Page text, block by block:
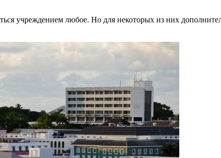
учреждением любое. Но для некоторых из них